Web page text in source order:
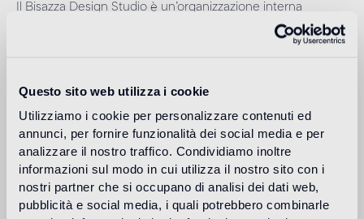
Questo sito web utilizza i cookie
Utilizziamo i cookie per personalizzare contenuti ed
annunci, per fornire funzionalità dei social media e per
analizzare il nostro traffico. Condividiamo inoltre
informazioni sul modo in cui utilizza il nostro sito con i
nostri partner che si occupano di analisi dei dati web,
pubblicità e social media, i quali potrebbero combinarle
Il Bisazza Design Studio è un’organizzazione interna
all’azienda che svolge un ruolo importante nella
costruzione dell’identità stilistica del marchio. Oltre ad
Leggi di più
Destinazione d'uso
Pavimento interno